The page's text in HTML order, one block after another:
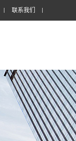
联系我们